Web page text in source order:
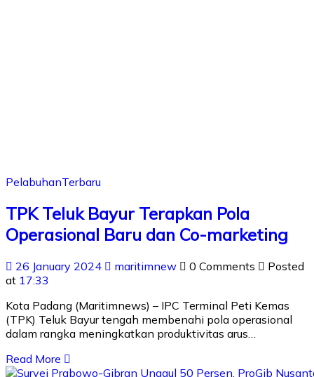
PelabuhanTerbaru
TPK Teluk Bayur Terapkan Pola
Operasional Baru dan Co-marketing
26 January 2024 maritimnew 0 Comments
Posted
at 17:33
Kota Padang (Maritimnews) – IPC Terminal Peti Kemas
(TPK) Teluk Bayur tengah membenahi pola operasional
dalam rangka meningkatkan produktivitas arus…
Read More